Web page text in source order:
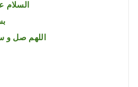
السلام
اللهم صل و